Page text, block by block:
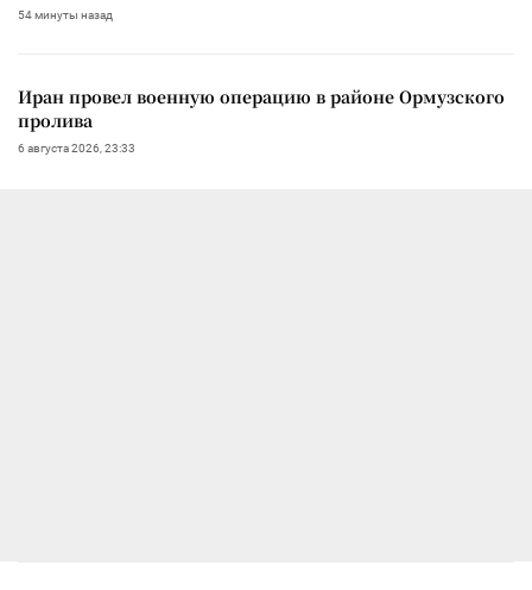
54 минуты назад
Иран провел военную операцию в районе Ормузского
пролива
6 августа 2026, 23:33